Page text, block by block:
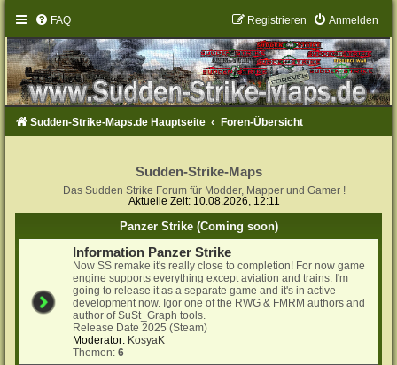
FAQ Anmelden
Registrieren
Sudden-Strike-Maps.de Hauptseite Foren-Übersicht
Sudden-Strike-Maps
Das Sudden Strike Forum für Modder, Mapper und Gamer !
Aktuelle Zeit: 10.08.2026, 12:11
Panzer Strike (Coming soon)
Information Panzer Strike
Now SS remake it's really close to completion! For now game
engine supports everything except aviation and trains. I'm
going to release it as a separate game and it's in active
development now. Igor one of the RWG & FMRM authors and
author of SuSt_Graph tools.
Release Date 2025 (Steam)
Moderator: KosyaK
Themen:6